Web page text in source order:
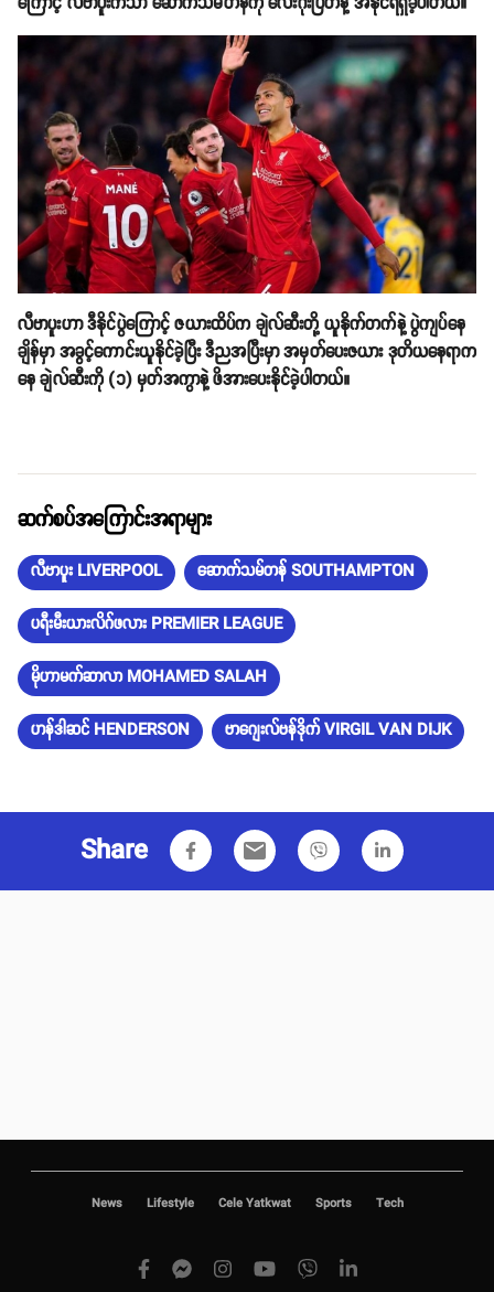
လီဗာပူးဟာ ဒီနိုင်ပွဲကြောင့် ဇယားထိပ်က ချဲလ်ဆီးတို့ ယူနိုက်တက်နဲ့ ပွဲကျပ်နေ
ချိန်မှာ အခွင့်ကောင်းယူနိုင်ခဲ့ပြီး ဒီညအပြီးမှာ အမှတ်ပေးဇယား ဒုတိယနေရာက
နေ ချဲလ်ဆီးကို (၁) မှတ်အကွာနဲ့ ဖိအားပေးနိုင်ခဲ့ပါတယ်။
ဆက်စပ်အကြောင်းအရာများ
လီဗာပူး LIVERPOOL ဆောက်သမ်တန် SOUTHAMPTON
ပရီးမီးယားလိဂ်ဖလား PREMIER LEAGUE
မိုဟာမက်ဆာလာ MOHAMED SALAH
ဟန်ဒါဆင် HENDERSON ဗာဂျေးလ်ဗန်ဒိုက် VIRGIL VAN DIJK
Share email
News Lifestyle Cele Yatkwat Sports Tech